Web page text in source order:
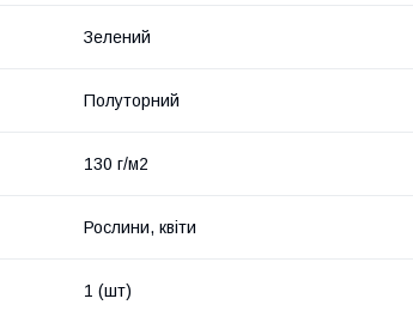
Зелений
Полуторний
130 г/м2
Рослини, квіти
1 (шт)